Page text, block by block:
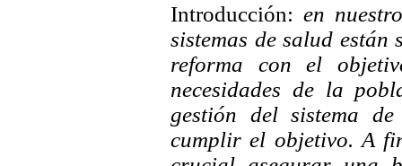
Introducción: en
sistemas de salud están
reforma con el
necesidades de la
gestión del sistema
cumplir el objetivo. A